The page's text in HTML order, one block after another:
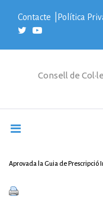
t
Contacte Política
Consell de
Aprovada la Guia de Prescripció